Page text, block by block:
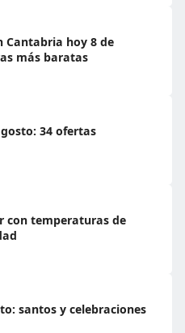
Cantabria hoy 8 de
más baratas
34 ofertas
con temperaturas de
santos y celebraciones